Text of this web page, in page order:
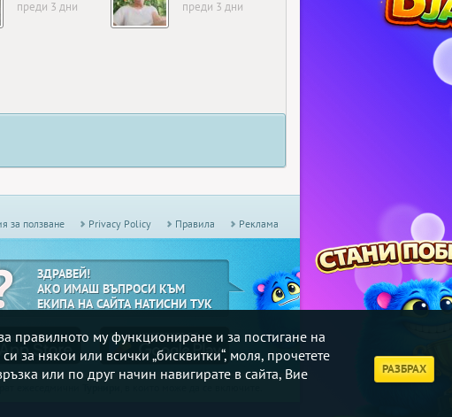
преди 3 дни
преди 3 дни
правилното му функциониране и за постигане на
за някои или всички „бисквитки“, моля, прочетете
или по друг начин навигирате в сайта, Вие
РАЗБРАХ
за ползване Privacy Policy Правила Реклама
ЗДРАВЕЙ!
АКО ИМАШ ВЪПРОСИ КЪМ
ЕКИПА НА САЙТА НАТИСНИ ТУК